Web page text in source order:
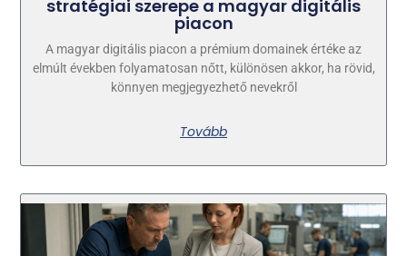
stratégiai szerepe a magyar digitális
piacon
A magyar digitális piacon a prémium domainek értéke az
elmúlt években folyamatosan nőtt, különösen akkor, ha rövid,
könnyen megjegyezhető nevekről
Tovább